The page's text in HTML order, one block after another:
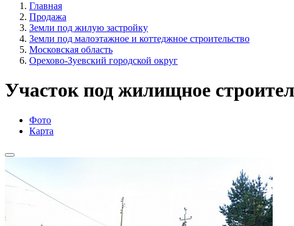
Главная
Продажа
Земли под жилую застройку
Земли под малоэтажное и коттеджное строительство
Московская область
Орехово-Зуевский городской округ
Участок под жилищное
Фото
Карта